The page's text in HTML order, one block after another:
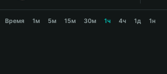
Bahasa Indonesia
Время 1м 5м 15м 30м 1ч 4ч 1д 1н